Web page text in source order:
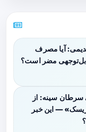
آیا مصرف
مضر است؟
سرطان سینه: از
— این خبر